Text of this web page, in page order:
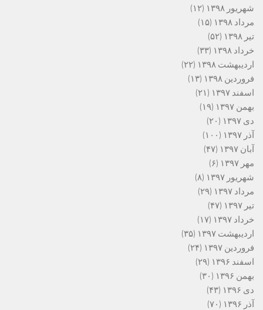
شهریور ۱۳۹۸
(۱۲)
مرداد ۱۳۹۸
(۱۵)
تیر ۱۳۹۸
(۵۲)
خرداد ۱۳۹۸
(۳۳)
اردیبهشت ۱۳۹۸
(۲۲)
فروردین ۱۳۹۸
(۱۳)
اسفند ۱۳۹۷
(۲۱)
بهمن ۱۳۹۷
(۱۹)
دی ۱۳۹۷
(۲۰)
آذر ۱۳۹۷
(۱۰۰)
آبان ۱۳۹۷
(۴۷)
مهر ۱۳۹۷
(۶)
شهریور ۱۳۹۷
(۸)
مرداد ۱۳۹۷
(۲۹)
تیر ۱۳۹۷
(۴۷)
خرداد ۱۳۹۷
(۱۷)
اردیبهشت ۱۳۹۷
(۳۵)
فروردین ۱۳۹۷
(۲۴)
اسفند ۱۳۹۶
(۲۹)
بهمن ۱۳۹۶
(۳۰)
دی ۱۳۹۶
(۴۳)
آذر ۱۳۹۶
(۷۰)